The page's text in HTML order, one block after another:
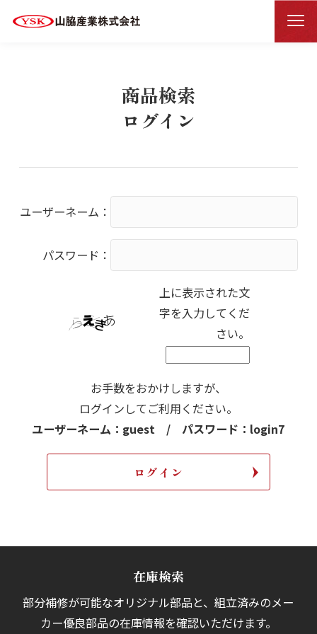
HOME 商品検索ログイン
商品検索
ログイン
ユーザーネーム：
パスワード：
上に表示された文
字を入力してくだ
さい。
お手数をおかけしますが、
ログインしてご利用ください。
ユーザーネーム：guest / パスワード：login7
在庫検索
部分補修が可能なオリジナル部品と、組立済みのメー
カー優良部品の在庫情報を確認いただけます。